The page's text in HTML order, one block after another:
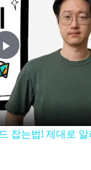
P
a
잡는법! 제대로 알